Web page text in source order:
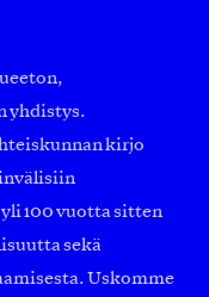
yhdistys.
kirjo
100 vuotta sitten
sekä
Uskomme